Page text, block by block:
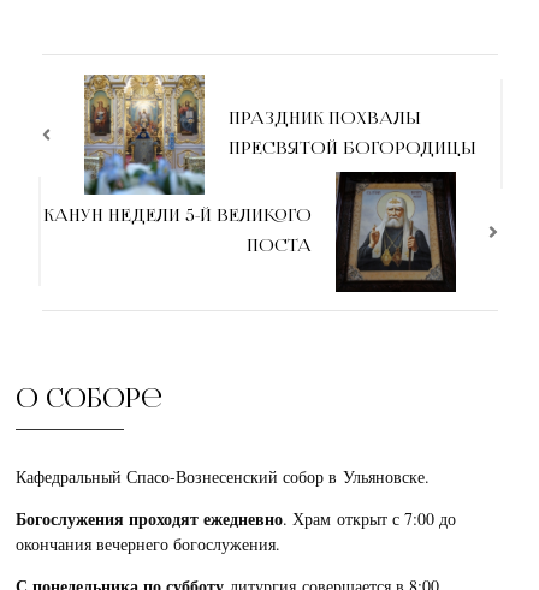
ПРАЗДНИК ПОХВАЛЫ
ПРЕСВЯТОЙ БОГОРОДИЦЫ
КАНУН НЕДЕЛИ 5-й ВЕЛИКОГО
ПОСТА
О соборе
Кафедральный Спасо-Вознесенский собор в Ульяновске.
Богослужения проходят ежедневно. Храм открыт с 7:00 до
окончания вечернего богослужения.